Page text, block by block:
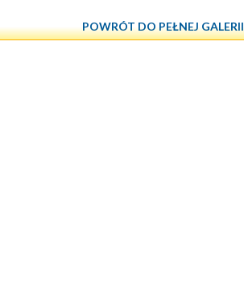
POWRÓT DO PEŁNEJ GALERII